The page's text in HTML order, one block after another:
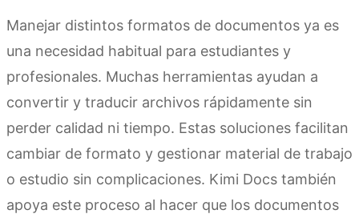
Manejar distintos formatos de documentos ya es
una necesidad habitual para estudiantes y
profesionales. Muchas herramientas ayudan a
convertir y traducir archivos rápidamente sin
perder calidad ni tiempo. Estas soluciones facilitan
cambiar de formato y gestionar material de trabajo
o estudio sin complicaciones. Kimi Docs también
apoya este proceso al hacer que los documentos